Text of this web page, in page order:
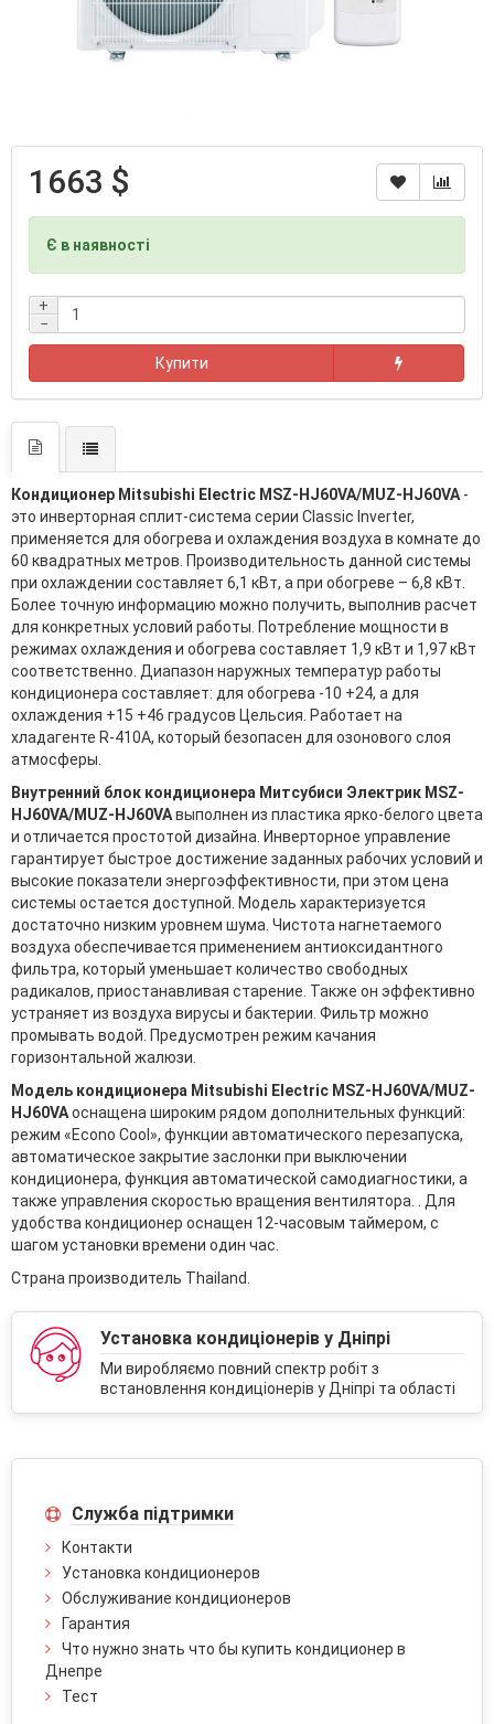
1663 $
Є в наявності
+
−
Купити
Кондиционер Mitsubishi Electric MSZ-HJ60VA/MUZ-HJ60VA -
это инверторная сплит-система серии Classic Inverter,
применяется для обогрева и охлаждения воздуха в комнате до
60 квадратных метров. Производительность данной системы
при охлаждении составляет 6,1 кВт, а при обогреве – 6,8 кВт.
Более точную информацию можно получить, выполнив расчет
для конкретных условий работы. Потребление мощности в
режимах охлаждения и обогрева составляет 1,9 кВт и 1,97 кВт
соответственно. Диапазон наружных температур работы
кондиционера составляет: для обогрева -10 +24, а для
охлаждения +15 +46 градусов Цельсия. Работает на
хладагенте R-410A, который безопасен для озонового слоя
атмосферы.
Внутренний блок кондиционера Митсубиси Электрик MSZ-
HJ60VA/MUZ-HJ60VAвыполнен из пластика ярко-белого цвета
и отличается простотой дизайна. Инверторное управление
гарантирует быстрое достижение заданных рабочих условий и
высокие показатели энергоэффективности, при этом цена
системы остается доступной. Модель характеризуется
достаточно низким уровнем шума. Чистота нагнетаемого
воздуха обеспечивается применением антиоксидантного
фильтра, который уменьшает количество свободных
радикалов, приостанавливая старение. Также он эффективно
устраняет из воздуха вирусы и бактерии. Фильтр можно
промывать водой. Предусмотрен режим качания
горизонтальной жалюзи.
Модель кондиционера Mitsubishi Electric MSZ-HJ60VA/MUZ-
HJ60VAоснащена широким рядом дополнительных функций:
режим «Econo Cool», функции автоматического перезапуска,
автоматическое закрытие заслонки при выключении
кондиционера, функция автоматической самодиагностики, а
также управления скоростью вращения вентилятора. . Для
удобства кондиционер оснащен 12-часовым таймером, с
шагом установки времени один час.
Страна производитель Thailand.
Установка кондиціонерів у Дніпрі
Ми виробляємо повний спектр робіт з
встановлення кондиціонерів у Дніпрі та області
Служба підтримки
Контакти
Установка кондиционеров
Обслуживание кондиционеров
Гарантия
Что нужно знать что бы купить кондиционер в
Днепре
Тест